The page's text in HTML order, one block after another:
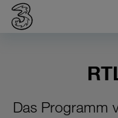
Das Programm